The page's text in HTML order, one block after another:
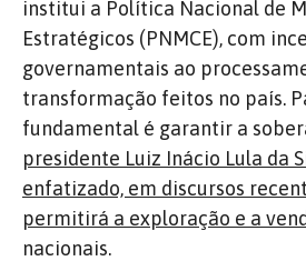
institui a Política Nacional de
Estratégicos (PNMCE), com
governamentais ao
transformação feitos no país.
fundamental é garantir a
presidente Luiz Inácio Lula da
enfatizado, em discursos
permitirá a exploração e a
nacionais.